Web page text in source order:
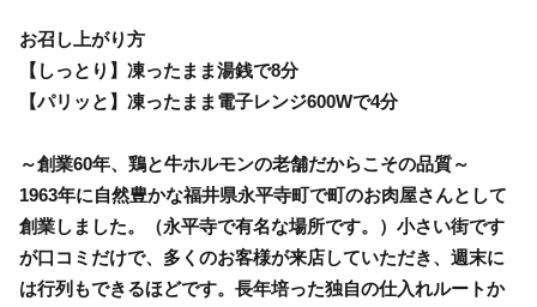
お召し上がり方
【しっとり】凍ったまま湯銭で8分
【パリッと】凍ったまま電子レンジ600Wで4分
～創業60年、鶏と牛ホルモンの老舗だからこその品質～
1963年に自然豊かな福井県永平寺町で町のお肉屋さんとして
創業しました。（永平寺で有名な場所です。）小さい街です
が口コミだけで、多くのお客様が来店していただき、週末に
は行列もできるほどです。長年培った独自の仕入れルートか